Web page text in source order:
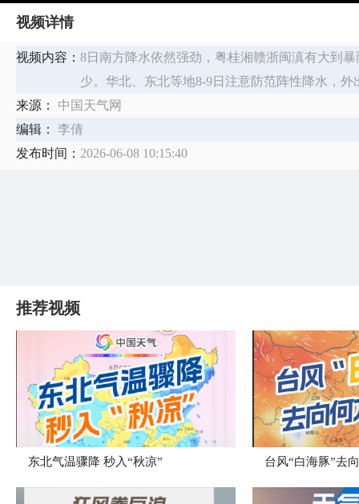
视频详情
视频内容： ​8日南方降水依然强劲，粤桂湘赣浙闽滇有大到
少。华北、东北等地8-9日注意防范阵性降水，外
来源：
中国天气网
编辑：
李倩
发布时间： 2026-06-08 10:15:40
推荐视频
东北气温骤降 秒入“秋凉” 台风“白海豚”去